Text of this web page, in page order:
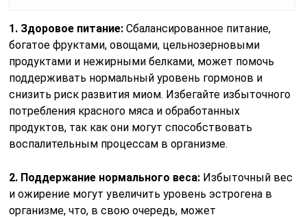
1. Здоровое питание: Сбалансированное питание,
богатое фруктами, овощами, цельнозерновыми
продуктами и нежирными белками, может помочь
поддерживать нормальный уровень гормонов и
снизить риск развития миом. Избегайте избыточного
потребления красного мяса и обработанных
продуктов, так как они могут способствовать
воспалительным процессам в организме.
2. Поддержание нормального веса: Избыточный вес
и ожирение могут увеличить уровень эстрогена в
организме, что, в свою очередь, может